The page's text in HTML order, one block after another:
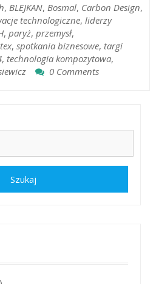
, BLEJKAN, Bosmal, Carbon Design,
technologiczne, liderzy
, paryż, przemysł,
, spotkania biznesowe, targi
, technologia kompozytowa,
0 Comments